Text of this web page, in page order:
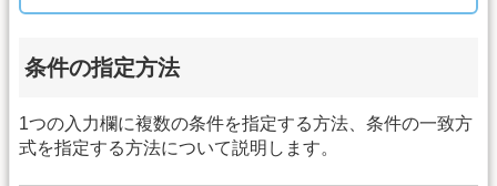
条件の指定方法
1つの入力欄に複数の条件を指定する方法、条件の一致方
式を指定する方法について説明します。